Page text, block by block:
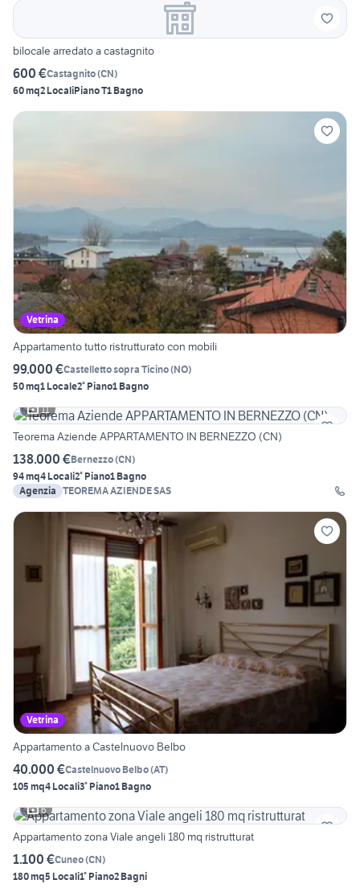
bilocale arredato a castagnito
600 €Castagnito(CN)
60 mq2 LocaliPiano T1 Bagno
Vetrina
Appartamento tutto ristrutturato con mobili
99.000 €Castelletto sopra Ticino(NO)
50 mq1 Locale2° Piano1 Bagno
11
Teorema Aziende APPARTAMENTO IN BERNEZZO (CN)
138.000 €Bernezzo(CN)
94 mq4 Locali2° Piano1 Bagno
Agenzia TEOREMA AZIENDE SAS
Vetrina
Appartamento a Castelnuovo Belbo
40.000 €Castelnuovo Belbo(AT)
105 mq4 Locali3° Piano1 Bagno
6
Appartamento zona Viale angeli 180 mq ristrutturat
1.100 €Cuneo(CN)
180 mq5 Locali1° Piano2 Bagni